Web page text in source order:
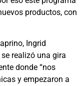
productos, con
Ingrid
realizó una gira
donde “nos
y empezaron a